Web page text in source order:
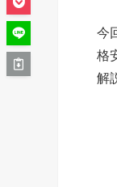
今
格
解